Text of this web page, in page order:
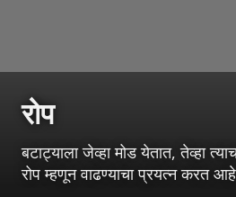
रोप
बटाट्याला जेव्हा मोड येतात, तेव्हा
रोप म्हणून वाढण्याचा प्रयत्न करत